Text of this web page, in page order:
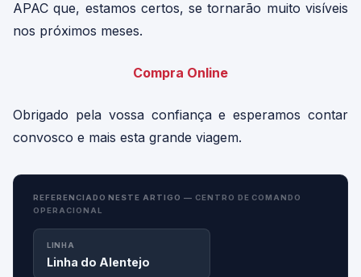
APAC que, estamos certos, se tornarão muito visíveis
nos próximos meses.
Compra Online
Obrigado pela vossa confiança e esperamos contar
convosco e mais esta grande viagem.
REFERENCIADO NESTE ARTIGO — CENTRO DE COMANDO
OPERACIONAL
LINHA
Linha do Alentejo